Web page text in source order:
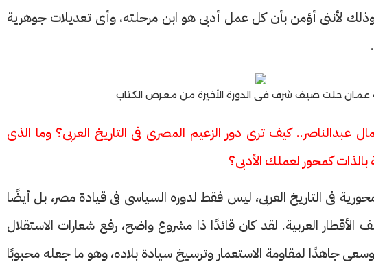
وذلك لأننى أؤمن بأن كل عمل أدبى هو ابن مرحلته، وأى تعديلات جوهرية
حلت ضيف شرف فى الدورة الأخيرة من معرض الكتاب
عبدالناصر.. كيف ترى دور الزعيم المصرى فى التاريخ العربى؟ وما الذى
كمحور لعملك الأدبى؟
فى التاريخ العربى، ليس فقط لدوره السياسى فى قيادة مصر، بل أيضًا
الأقطار العربية. لقد كان قائدًا ذا مشروع واضح، رفع شعارات الاستقلال
وسعى جاهدًا لمقاومة الاستعمار وترسيخ سيادة بلاده، وهو ما جعله محبوبًا